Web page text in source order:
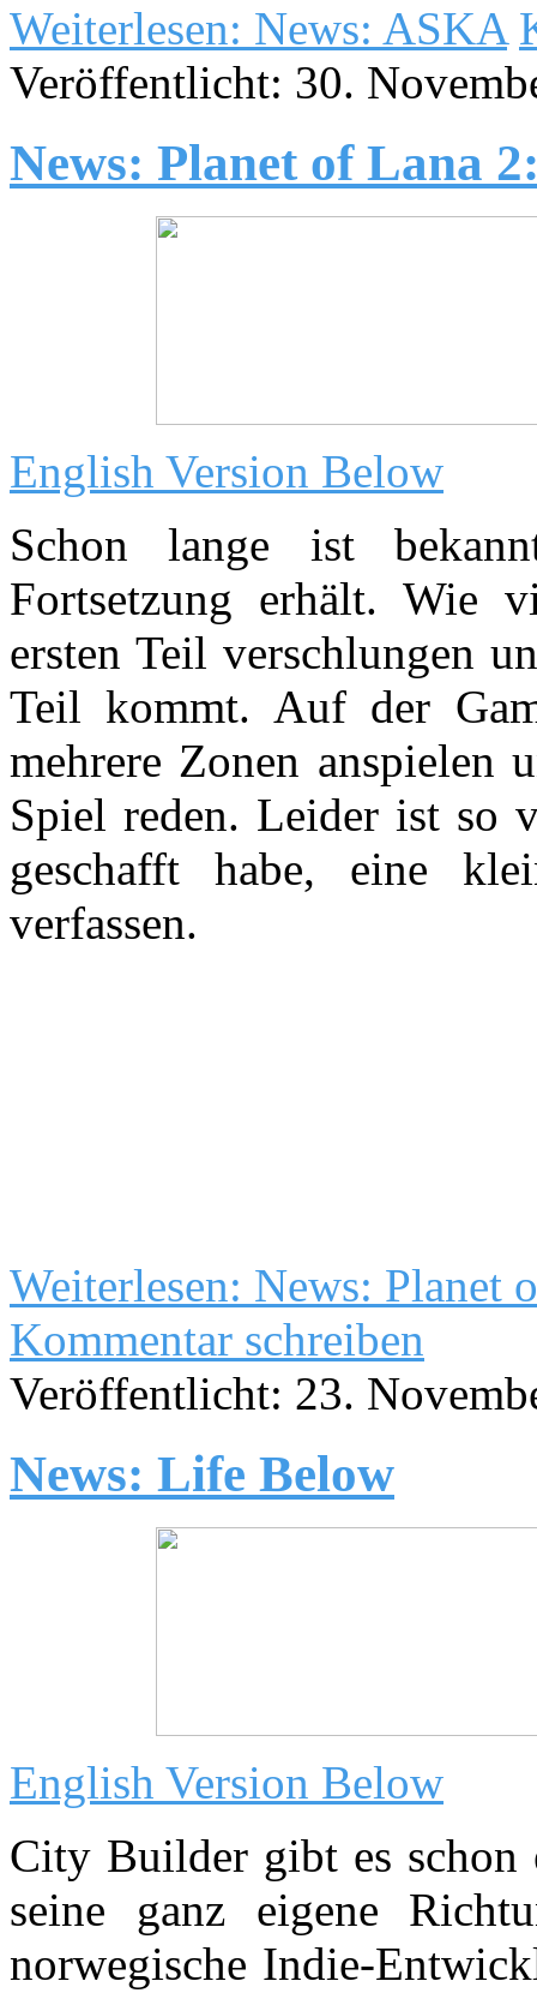
Weiterlesen: News: ASKA
Veröffentlicht: 30.
News: Planet of Lana
English Version Below
Schon lange ist
Fortsetzung erhält. Wie
ersten Teil verschlungen
Teil kommt. Auf der
mehrere Zonen anspielen
Spiel reden. Leider ist so
geschafft habe, eine
verfassen.
Weiterlesen: News: Planet
Kommentar schreiben
Veröffentlicht: 23.
News: Life Below
English Version Below
City Builder gibt es
seine ganz eigene
norwegische Indie-